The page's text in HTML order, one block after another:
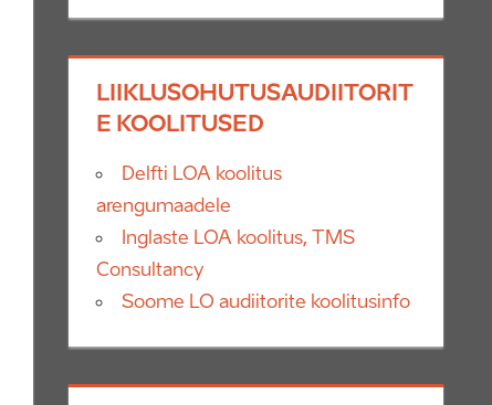
LIIKLUSOHUTUSAUDIITORIT
E KOOLITUSED
Delfti LOA koolitus
arengumaadele
Inglaste LOA koolitus, TMS
Consultancy
Soome LO audiitorite koolitusinfo